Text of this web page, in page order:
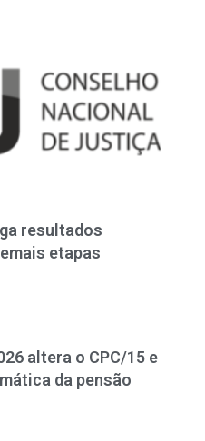
resultados
etapas
altera o CPC/15 e
da pensão